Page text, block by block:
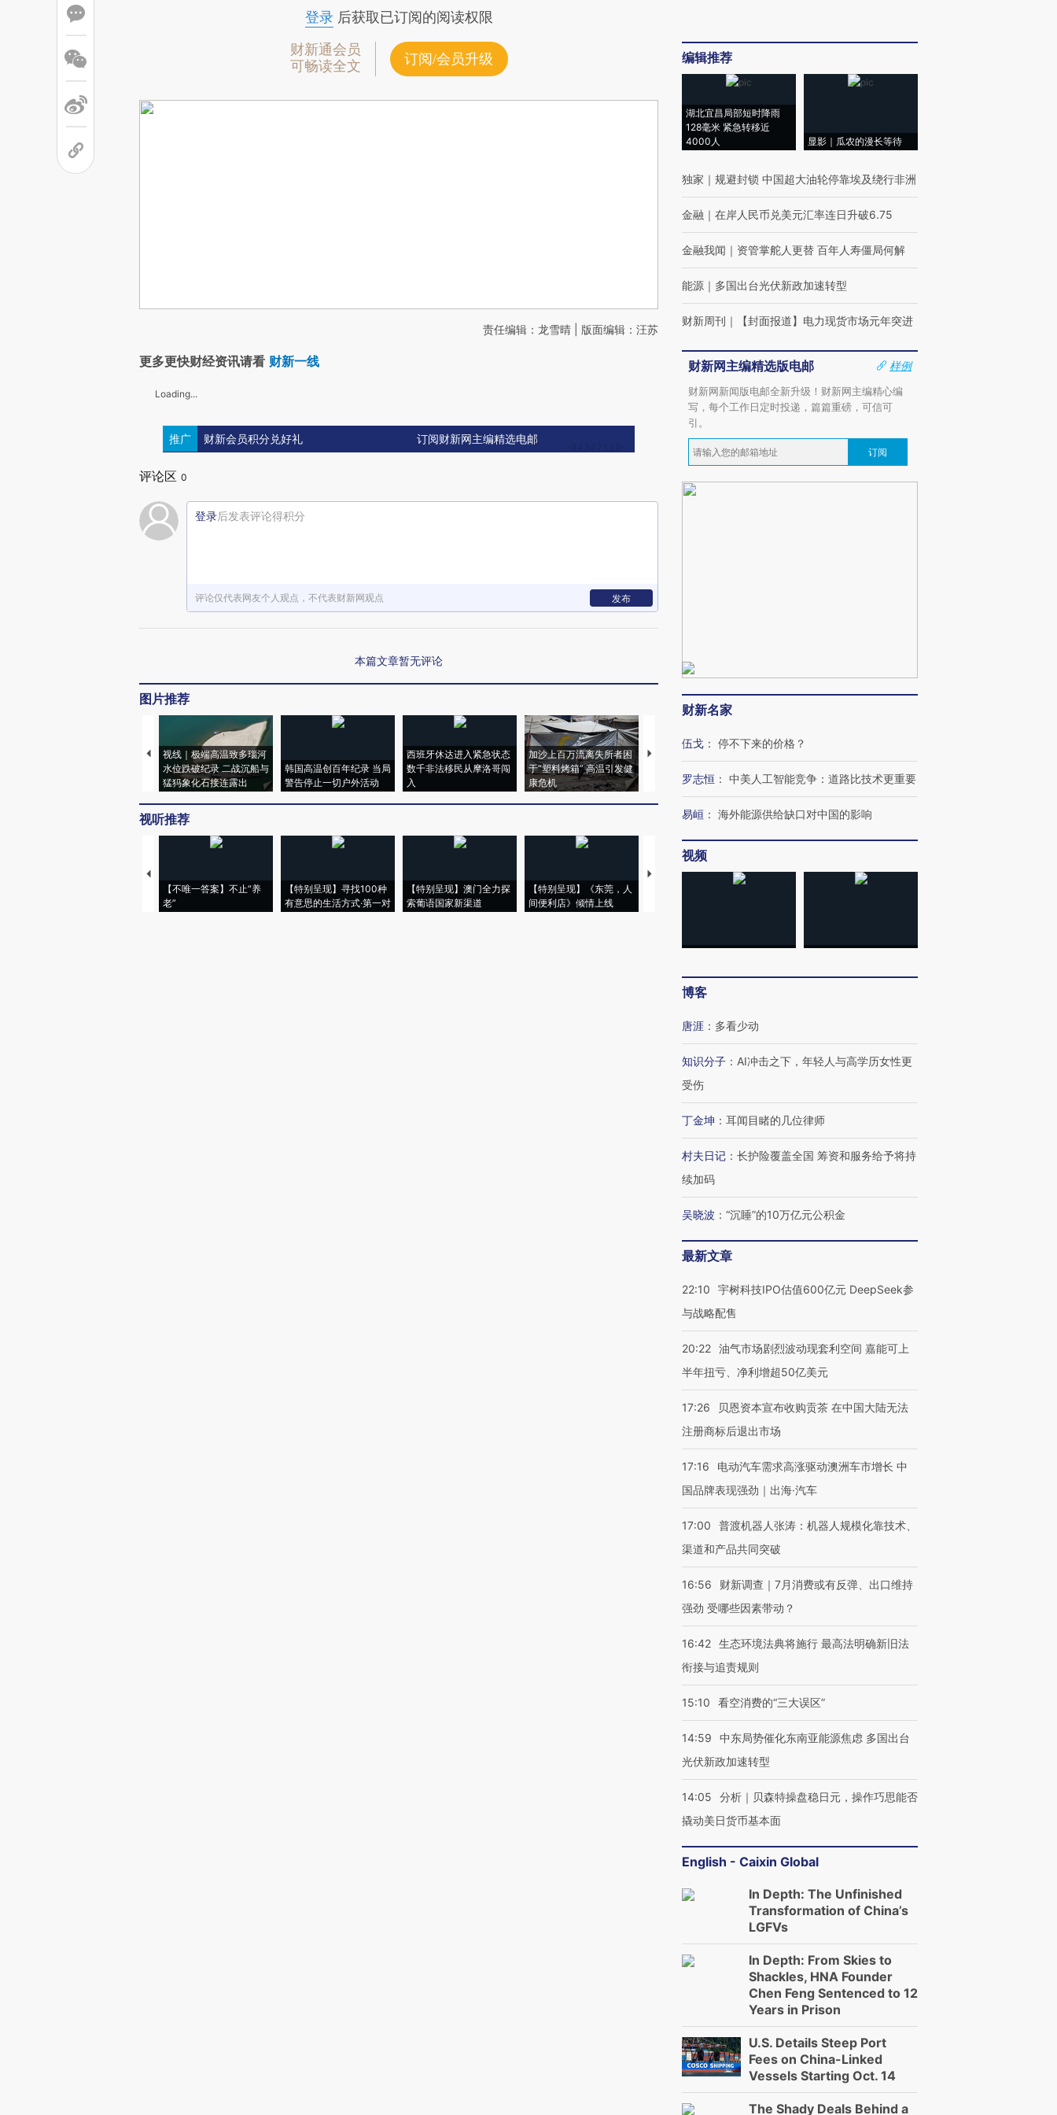
登录后获取已订阅的阅读权限
财新通会员
可畅读全文
订阅/会员升级
责任编辑：龙雪晴 | 版面编辑：汪苏
更多更快财经资讯请看 财新一线
Loading...
推广 财新会员积分兑好礼 订阅财新网主编精选电邮
评论区 0
登录后发表评论得积分
评论仅代表网友个人观点，不代表财新网观点 发布
本篇文章暂无评论
图片推荐
视线｜极端高温致多瑙河
水位跌破纪录 二战沉船与
猛犸象化石接连露出
韩国高温创百年纪录 当局
警告停止一切户外活动
西班牙休达进入紧急状态
数千非法移民从摩洛哥闯
入
加沙上百万流离失所者困
于“塑料烤箱” 高温引发健
康危机
视线｜HYROX的吸金
心“花钱找虐”？
毒品
育部长拱下台
视听推荐
【不唯一答案】不止“养
老”
【特别呈现】寻找100种
有意思的生活方式·第一对
【特别呈现】澳门全力探
索葡语国家新渠道
【特别呈现】《东莞，人
间便利店》倾情上线
【推广】走进第四届链博
【商旅对话】华住集团
编辑推荐
湖北宜昌局部短时降雨
128毫米 紧急转移近
4000人
显影｜瓜农的漫长等待
独家 ｜ 规避封锁 中国超大油轮停靠埃及绕行非洲
金融 ｜ 在岸人民币兑美元汇率连日升破6.75
金融我闻 ｜ 资管掌舵人更替 百年人寿僵局何解
能源 ｜ 多国出台光伏新政加速转型
财新周刊 ｜ 【封面报道】电力现货市场元年突进
财新网主编精选版电邮
样例
财新网新闻版电邮全新升级！财新网主编精心编
写，每个工作日定时投递，篇篇重磅，可信可
引。
订阅
财新名家
伍戈 ： 停不下来的价格？
罗志恒 ： 中美人工智能竞争：道路比技术更重要
易峘 ： 海外能源供给缺口对中国的影响
视频
博客
唐涯 ： 多看少动
知识分子 ： AI冲击之下，年轻人与高学历女性更
受伤
丁金坤 ： 耳闻目睹的几位律师
村夫日记 ： 长护险覆盖全国 筹资和服务给予将持
续加码
吴晓波 ： “沉睡”的10万亿元公积金
最新文章
22:10
宇树科技IPO估值600亿元 DeepSeek参
与战略配售
20:22 油气市场剧烈波动现套利空间 嘉能可上
半年扭亏、净利增超50亿美元
17:26
贝恩资本宣布收购贡茶 在中国大陆无法
注册商标后退出市场
17:16
电动汽车需求高涨驱动澳洲车市增长 中
国品牌表现强劲｜出海·汽车
17:00
普渡机器人张涛：机器人规模化靠技术、
渠道和产品共同突破
16:56
财新调查｜7月消费或有反弹、出口维持
强劲 受哪些因素带动？
16:42 生态环境法典将施行 最高法明确新旧法
衔接与追责规则
15:10 看空消费的“三大误区”
14:59
中东局势催化东南亚能源焦虑 多国出台
光伏新政加速转型
14:05
分析｜贝森特操盘稳日元，操作巧思能否
撬动美日货币基本面
English - Caixin Global
In Depth: The Unfinished
Transformation of China’s
LGFVs
In Depth: From Skies to
Shackles, HNA Founder
Chen Feng Sentenced to 12
Years in Prison
U.S. Details Steep Port
Fees on China-Linked
Vessels Starting Oct. 14
The Shady Deals Behind a